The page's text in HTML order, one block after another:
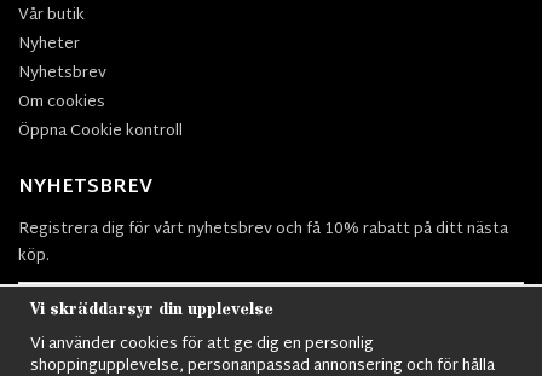
Vår butik
Nyheter
Nyhetsbrev
Om cookies
Öppna Cookie kontroll
NYHETSBREV
Registrera dig för vårt nyhetsbrev och få 10% rabatt på ditt nästa
köp.
Prenumerera
Vi skräddarsyr din upplevelse
Vi använder cookies för att ge dig en personlig
shoppingupplevelse, personanpassad annonsering och för hålla